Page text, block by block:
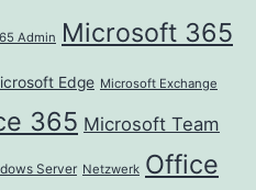
Admin Microsoft 365
Edge Microsoft Exchange
365 Microsoft Team
Server Netzwerk Office